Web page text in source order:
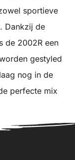
sportieve
Dankzij de
de 2002R een
gestyled
nog in de
perfecte mix